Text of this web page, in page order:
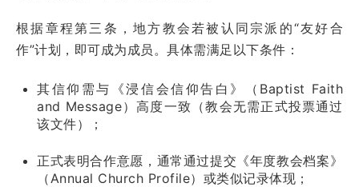
根据章程第三条，地方教会若被认同宗派的“友好合
作”计划，即可成为成员。具体需满足以下条件：
其信仰需与《浸信会信仰告白》（Baptist Faith
and Message）高度一致（教会无需正式投票通过
该文件）；
正式表明合作意愿，通常通过提交《年度教会档案》
（Annual Church Profile）或类似记录体现；